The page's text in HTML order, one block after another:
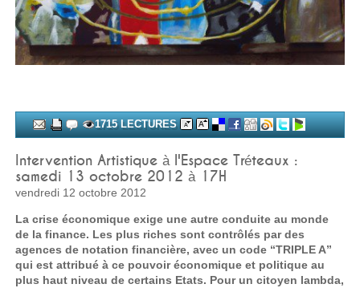
1715 LECTURES
Intervention Artistique à l'Espace Tréteaux :
samedi 13 octobre 2012 à 17H
vendredi 12 octobre 2012
La crise économique exige une autre conduite au monde
de la finance. Les plus riches sont contrôlés par des
agences de notation financière, avec un code “TRIPLE A”
qui est attribué à ce pouvoir économique et politique au
plus haut niveau de certains Etats. Pour un citoyen lambda,